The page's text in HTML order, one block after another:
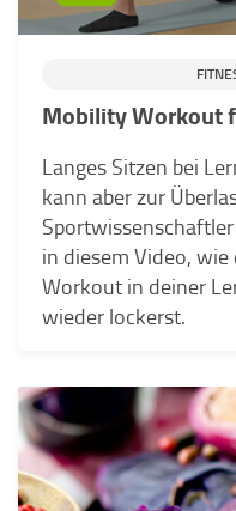
Mobility Workout
Langes Sitzen bei
kann aber zur
in diesem Video,
Workout in deiner
wieder lockerst.